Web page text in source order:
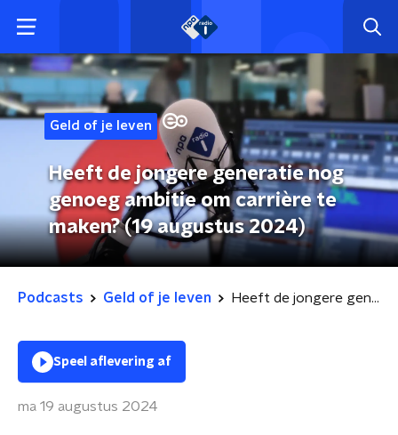
Geld of je leven
Heeft de jongere generatie nog
genoeg ambitie om carrière te
maken? (19 augustus 2024)
Podcasts Geld of je leven Heeft de jongere generatie nog genoeg ambitie om carrière te maken? (19 augustus 2024)
Speel aflevering af
ma 19 augustus 2024